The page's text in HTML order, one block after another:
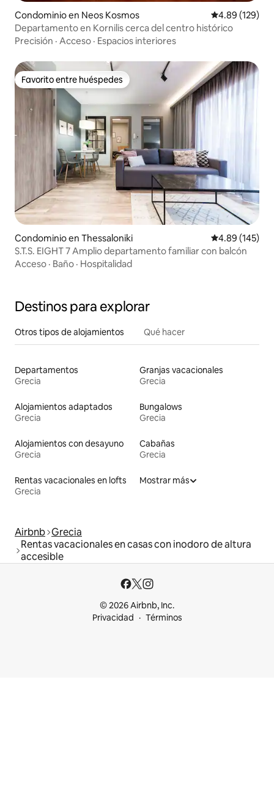
Condominio en Neos Kosmos Calificación
4.89 (129)
Departamento en Kornilis cerca del centro histórico
Precisión · Acceso · Espacios interiores
Favorito entre huéspedes
Favorito entre huéspedes
Condominio en Thessaloniki Calificación
4.89 (145)
S.T.S. EIGHT 7 Amplio departamento familiar con balcón
Acceso · Baño · Hospitalidad
Destinos para explorar
Otros tipos de alojamientos Qué hacer
Departamentos
Grecia
Granjas vacacionales
Grecia
Alojamientos adaptados
Grecia
Bungalows
Grecia
Alojamientos con desayuno
Grecia
Cabañas
Grecia
Rentas vacacionales en lofts
Grecia
Mostrar más
Airbnb Grecia
Rentas vacacionales en casas con inodoro de altura
accesible
© 2026 Airbnb, Inc.
Privacidad
Términos